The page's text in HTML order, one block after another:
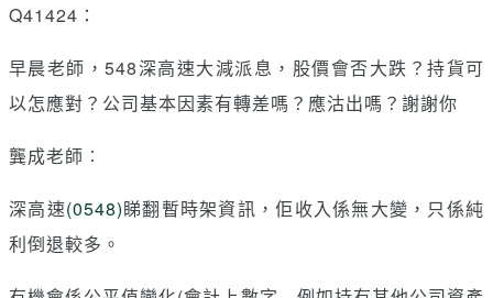
Q41424：
早晨老師，548深高速大減派息，股價會否大跌？持貨可
以怎應對？公司基本因素有轉差嗎？應沽出嗎？謝謝你
龔成老師︰
深高速(0548)睇翻暫時架資訊，佢收入係無大變，只係純
利倒退較多。